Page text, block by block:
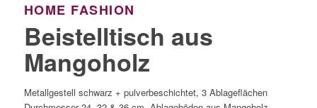
HOME FASHION
Beistelltisch aus
Mangoholz
Metallgestell schwarz + pulverbeschichtet, 3 Ablageflächen